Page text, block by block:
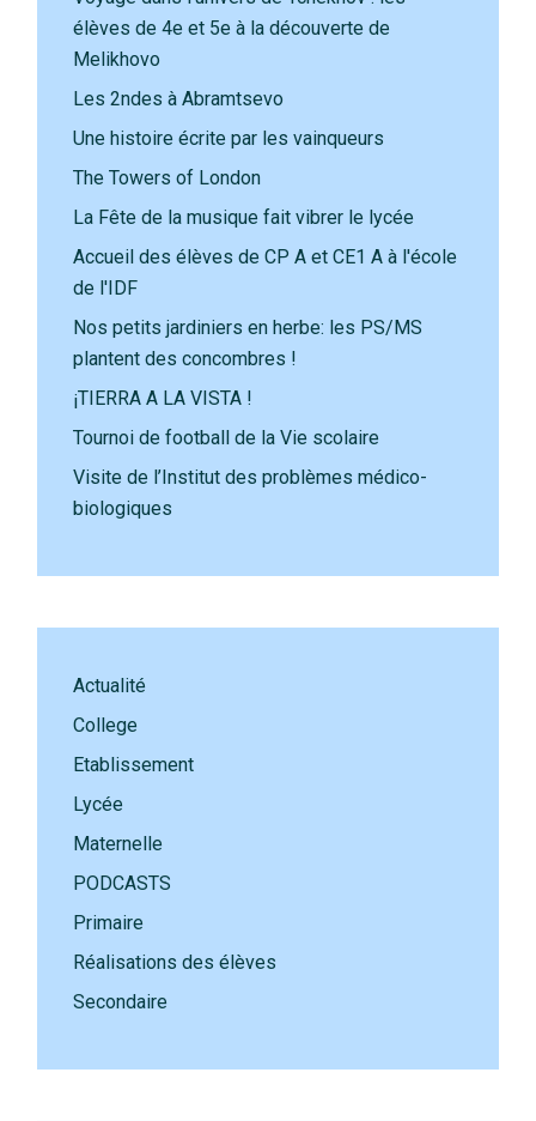
élèves de 4e et 5e à la découverte de
Melikhovo
Les 2ndes à Abramtsevo
Une histoire écrite par les vainqueurs
The Towers of London
La Fête de la musique fait vibrer le lycée
Accueil des élèves de CP A et CE1 A à l'école
de l'IDF
Nos petits jardiniers en herbe: les PS/MS
plantent des concombres !
¡TIERRA A LA VISTA !
Tournoi de football de la Vie scolaire
Visite de l’Institut des problèmes médico-
biologiques
Actualité
College
Etablissement
Lycée
Maternelle
PODCASTS
Primaire
Réalisations des élèves
Secondaire